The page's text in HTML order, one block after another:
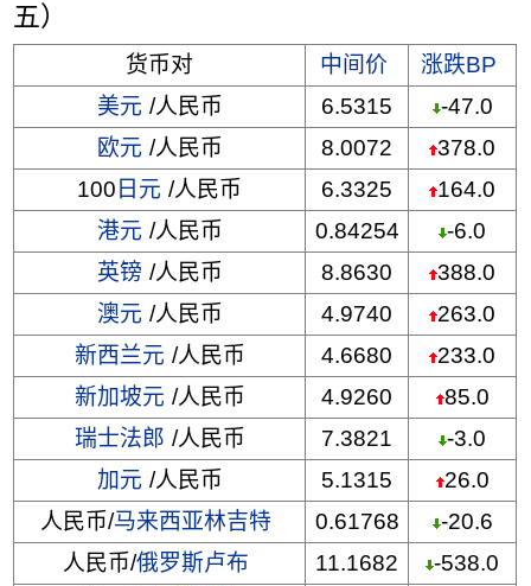
五）
货币对 中间价
涨跌BP
美元 /人民币 6.5315
-47.0
欧元 /人民币 8.0072
378.0
100 日元 /人民币 6.3325
164.0
港元 /人民币 0.84254
-6.0
英镑 /人民币 8.8630
388.0
澳元 /人民币 4.9740
263.0
新西兰元 /人民币 4.6680
233.0
新加坡元 /人民币 4.9260
85.0
瑞士法郎 /人民币 7.3821
-3.0
加元 /人民币 5.1315
26.0
人民币/马来西亚林吉特 0.61768
-20.6
人民币/俄罗斯卢布 11.1682
-538.0